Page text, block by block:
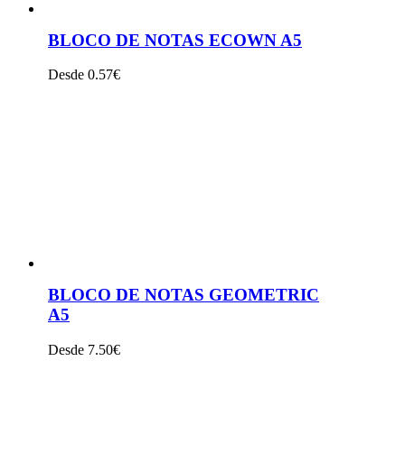
BLOCO DE NOTAS ECOWN A5
Desde 0.57€
BLOCO DE NOTAS GEOMETRIC
A5
Desde 7.50€